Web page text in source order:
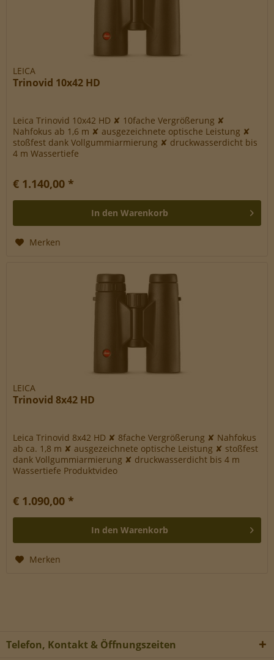
LEICA
Trinovid 10x42 HD
Leica Trinovid 10x42 HD ✘ 10fache Vergrößerung ✘
Nahfokus ab 1,6 m ✘ ausgezeichnete optische Leistung ✘
stoßfest dank Vollgummiarmierung ✘ druckwasserdicht bis
4 m Wassertiefe
€ 1.140,00 *
In den Warenkorb
Merken
LEICA
Trinovid 8x42 HD
Leica Trinovid 8x42 HD ✘ 8fache Vergrößerung ✘ Nahfokus
ab ca. 1,8 m ✘ ausgezeichnete optische Leistung ✘ stoßfest
dank Vollgummiarmierung ✘ druckwasserdicht bis 4 m
Wassertiefe Produktvideo
€ 1.090,00 *
In den Warenkorb
Merken
Telefon, Kontakt & Öffnungszeiten